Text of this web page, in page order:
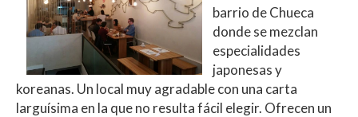
barrio de Chueca
donde se mezclan
especialidades
japonesas y
koreanas. Un local muy agradable con una carta
larguísima en la que no resulta fácil elegir. Ofrecen un